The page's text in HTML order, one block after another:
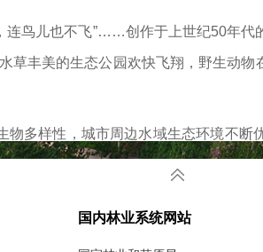
连鸟儿也不飞”……创作于上世纪50年代
草丰美的生态公园欢快飞翔，野生动
物多样性，城市周边水域生态环境不
国内林业系统网站